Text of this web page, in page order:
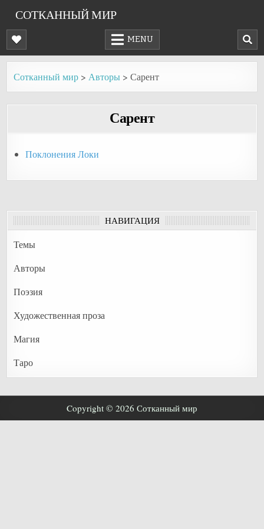
content
СОТКАННЫЙ МИР
MENU
Сотканный мир > Авторы >Сарент
Сарент
Поклонения Локи
НАВИГАЦИЯ
Темы
Авторы
Поэзия
Художественная проза
Магия
Таро
Copyright © 2026 Сотканный мир